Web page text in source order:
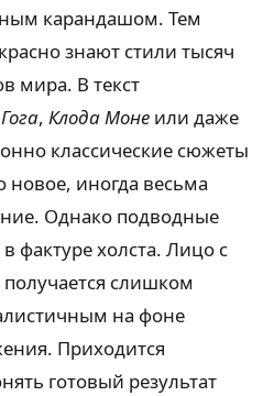
карандашом. Тем
знают стили тысяч
мира. В текст
, Клода Моне или даже
классические сюжеты
иногда весьма
Однако подводные
фактуре холста. Лицо с
слишком
на фоне
Приходится
готовый результат